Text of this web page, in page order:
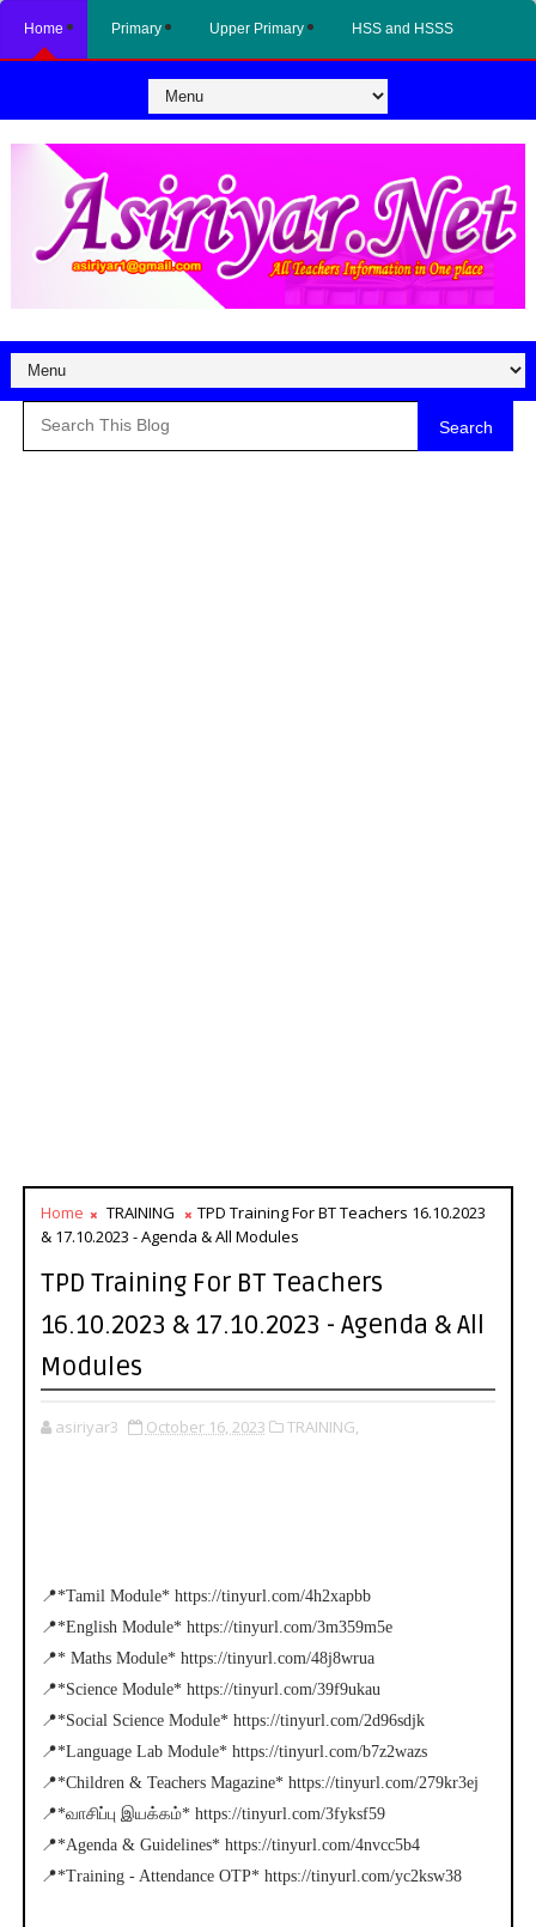
Home Primary Upper Primary HSS and HSSS
Search
Home TRAINING
TPD Training For BT Teachers 16.10.2023
& 17.10.2023 - Agenda & All Modules
TPD Training For BT Teachers
16.10.2023 & 17.10.2023 - Agenda & All
Modules
asiriyar3 October 16, 2023 TRAINING,
📍*Tamil Module* https://tinyurl.com/4h2xapbb
📍*English Module* https://tinyurl.com/3m359m5e
📍* Maths Module* https://tinyurl.com/48j8wrua
📍*Science Module* https://tinyurl.com/39f9ukau
📍*Social Science Module* https://tinyurl.com/2d96sdjk
📍*Language Lab Module* https://tinyurl.com/b7z2wazs
📍*Children & Teachers Magazine* https://tinyurl.com/279kr3ej
📍*வாசிப்பு இயக்கம்* https://tinyurl.com/3fyksf59
📍*Agenda & Guidelines* https://tinyurl.com/4nvcc5b4
📍*Training - Attendance OTP* https://tinyurl.com/yc2ksw38